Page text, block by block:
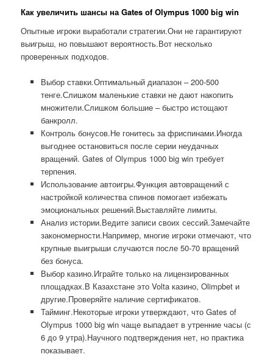
Как увеличить шансы на Gates of Olympus 1000 big win
Опытные игроки выработали стратегии.Они не гарантируют
выигрыш, но повышают вероятность.Вот несколько
проверенных подходов.
Выбор ставки.Оптимальный диапазон – 200-500
тенге.Слишком маленькие ставки не дают накопить
множители.Слишком большие – быстро истощают
банкролл.
Контроль бонусов.Не гонитесь за фриспинами.Иногда
выгоднее остановиться после серии неудачных
вращений. Gates of Olympus 1000 big win требует
терпения.
Использование автоигры.Функция автовращений с
настройкой количества спинов помогает избежать
эмоциональных решений.Выставляйте лимиты.
Анализ истории.Ведите записи своих сессий.Замечайте
закономерности.Например, многие игроки отмечают, что
крупные выигрыши случаются после 50-70 вращений
без бонуса.
Выбор казино.Играйте только на лицензированных
площадках.В Казахстане это Volta казино, Olimpbet и
другие.Проверяйте наличие сертификатов.
Тайминг.Некоторые игроки утверждают, что Gates of
Olympus 1000 big win чаще выпадает в утренние часы (с
6 до 9 утра).Научного подтверждения нет, но практика
показывает.